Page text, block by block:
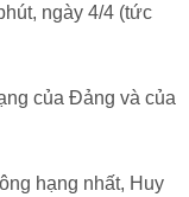
ngày 4/4 (tức
của Đảng và của
hạng nhất, Huy